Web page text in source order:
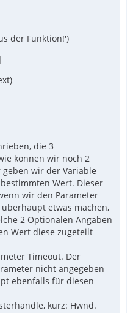
der Funktion!')
die 3
können wir noch 2
wir der Variable
Wert. Dieser
wir den Parameter
etwas machen,
2 Optionalen Angaben
Wert diese zugeteilt
Timeout. Der
nicht angegeben
ebenfalls für diesen
kurz: Hwnd.